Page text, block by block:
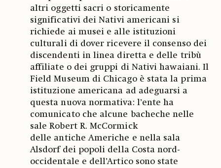
altri oggetti sacri o storicamente
significativi dei Nativi americani si
richiede ai musei e alle istituzioni
culturali di dover ricevere il consenso dei
discendenti in linea diretta e delle tribù
affiliate o dei gruppi di Nativi hawaiani. Il
Field Museum di Chicago è stata la prima
istituzione americana ad adeguarsi a
questa nuova normativa: l’ente ha
comunicato che alcune bacheche nelle
sale Robert R. McCormick
delle antiche Americhe e nella sala
Alsdorf dei popoli della Costa nord-
occidentale e dell’Artico sono state